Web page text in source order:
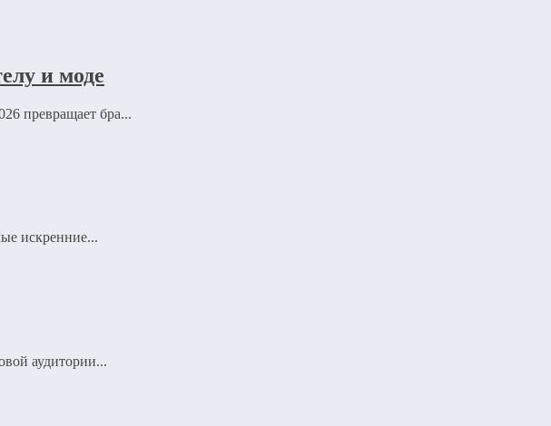
и моде
превращает бра...
искренние...
аудитории...